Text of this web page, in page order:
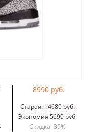
8990 руб.
Старая:14680 руб.
Экономия 5690 руб.
Скидка -39%